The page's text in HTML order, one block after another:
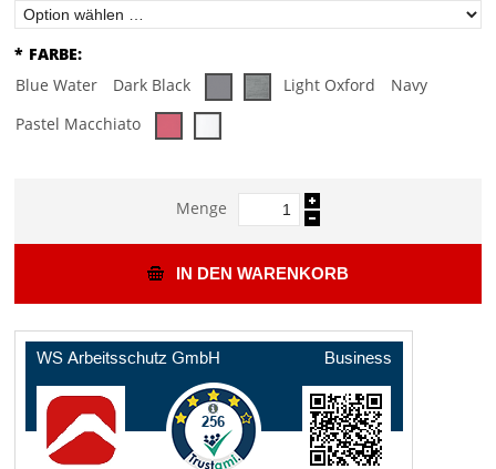
* FARBE:
Blue Water
Dark Black Light Oxford
Navy
Pastel Macchiato
Menge
IN DEN WARENKORB